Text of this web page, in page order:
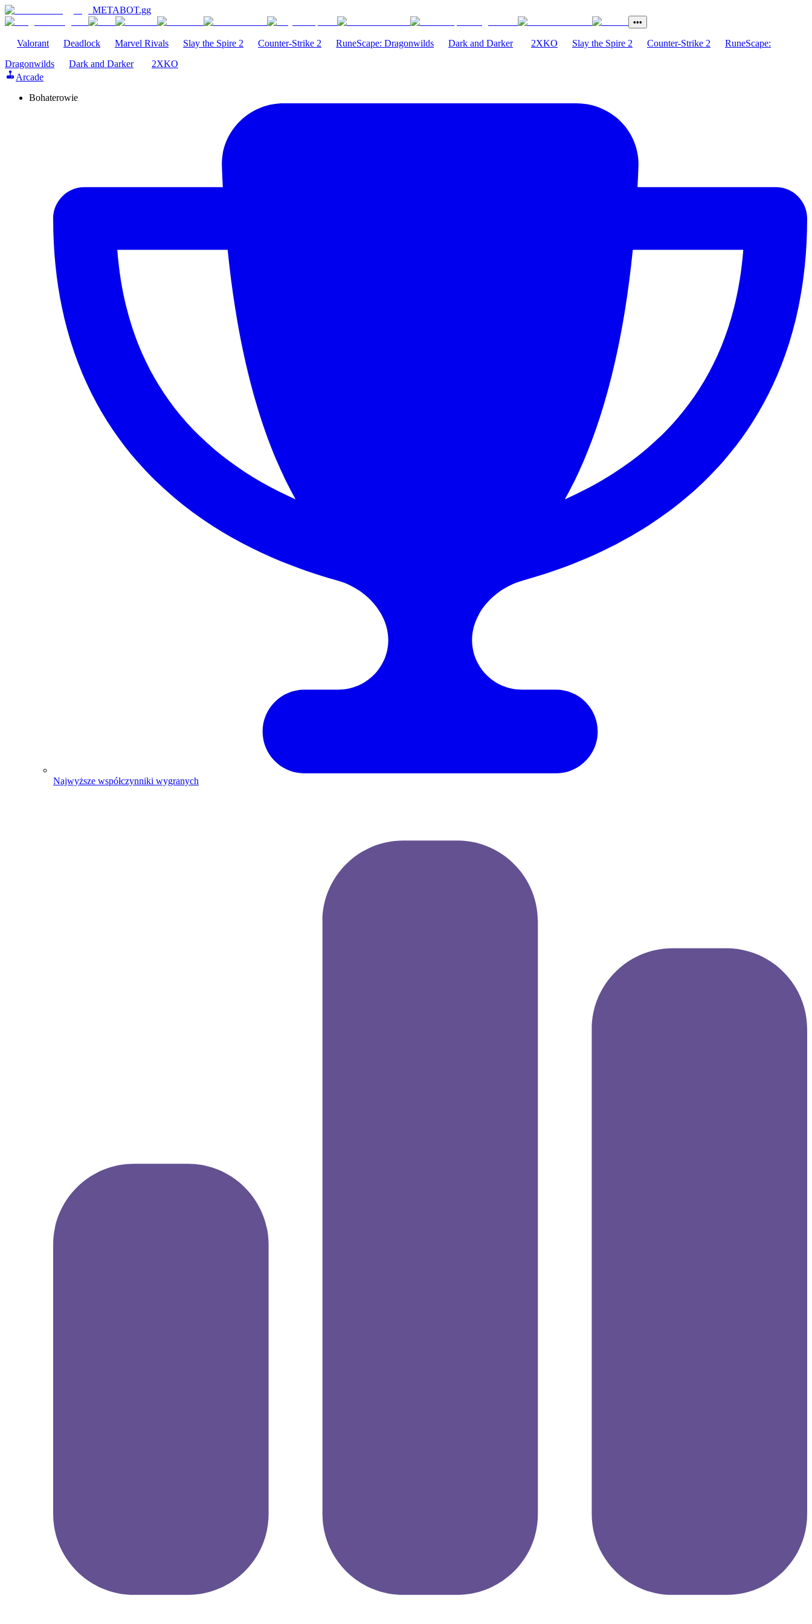
METABOT.gg
•••
Valorant Deadlock Marvel Rivals Slay the Spire 2 Counter-Strike 2 RuneScape: Dragonwilds Dark and Darker 2XKO Slay the Spire 2 Counter-Strike 2
RuneScape:
Dragonwilds
Dark and Darker
2XKO
Arcade
Bohaterowie
Najwyższe współczynniki wygranych